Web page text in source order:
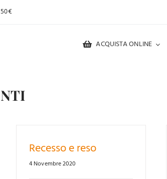
ACQUISTA ONLINE
Recesso e reso
4 Novembre 2020